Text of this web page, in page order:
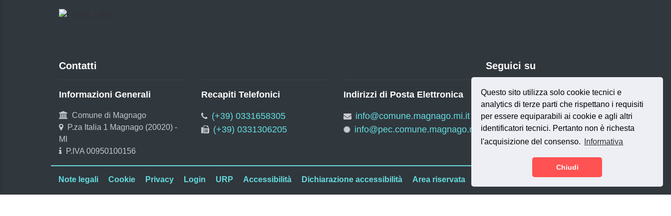
Questo sito utilizza solo cookie tecnici e
analytics di terze parti che rispettano i requisiti
per essere equiparabili ai cookie e agli altri
identificatori tecnici. Pertanto non è richesta
l'acquisizione del consenso.
Informativa
Chiudi
Contatti
Informazioni Generali
Comune di Magnago
P.za Italia 1 Magnago (20020) -
MI
P.IVA 00950100156
Recapiti Telefonici
(+39) 0331658305
(+39) 0331306205
Indirizzi di Posta Elettronica
info@comune.magnago.mi.it
info@pec.comune.magnago.mi.it
Seguici su
TwitterRSS
Note legali Cookie Privacy Login URP Accessibilità Dichiarazione accessibilità Area riservata